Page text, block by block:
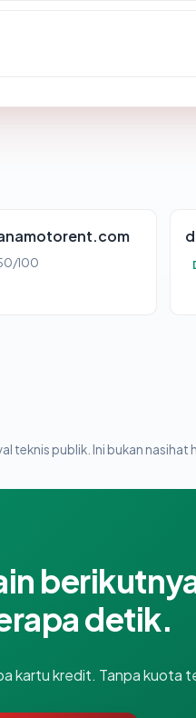
100
teknis publik. Ini bukan nasihat
detik.
kartu kredit. Tanpa kuota